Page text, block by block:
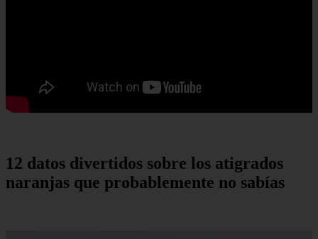
12 datos divertidos sobre los atigrados
naranjas que probablemente no sabías